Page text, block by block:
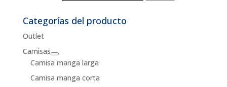
Categorías del producto
Outlet
Camisas
Camisa manga larga
Camisa manga corta